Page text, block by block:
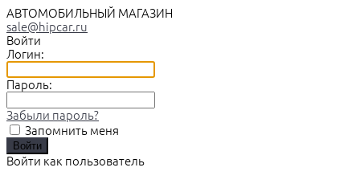
АВТОМОБИЛЬНЫЙ МАГАЗИН
sale@hipcar.ru
Войти
Логин:
Пароль:
Забыли пароль?
Запомнить меня
Войти как пользователь